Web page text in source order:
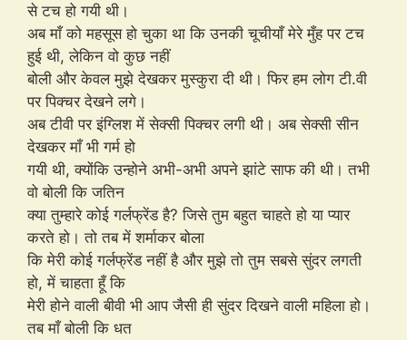
से टच हो गयी थी।
अब माँ को महसूस हो चुका था कि उनकी चूचीयाँ मेरे मुँह पर टच
हुई थी, लेकिन वो कुछ नहीं
बोली और केवल मुझे देखकर मुस्कुरा दी थी। फिर हम लोग टी.वी
पर पिक्चर देखने लगे।
अब टीवी पर इंग्लिश में सेक्सी पिक्चर लगी थी। अब सेक्सी सीन
देखकर माँ भी गर्म हो
गयी थी, क्योंकि उन्होने अभी-अभी अपने झांटे साफ की थी। तभी
वो बोली कि जतिन
क्या तुम्हारे कोई गर्लफ्रेंड है? जिसे तुम बहुत चाहते हो या प्यार
करते हो। तो तब में शर्माकर बोला
कि मेरी कोई गर्लफ्रेंड नहीं है और मुझे तो तुम सबसे सुंदर लगती
हो, में चाहता हूँ कि
मेरी होने वाली बीवी भी आप जैसी ही सुंदर दिखने वाली महिला हो।
तब माँ बोली कि धत